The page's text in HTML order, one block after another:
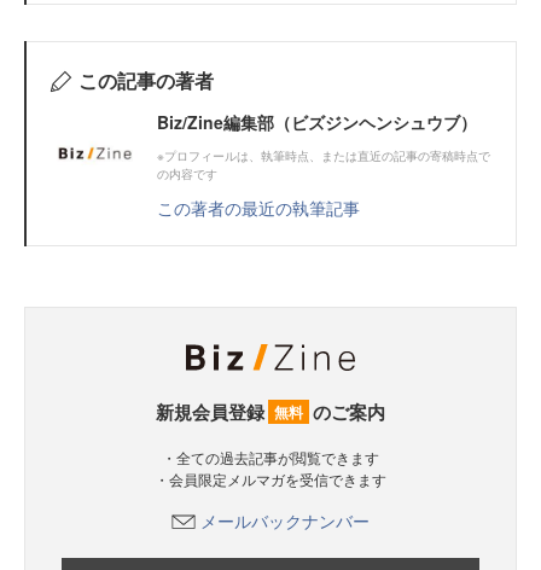
この記事の著者
Biz/Zine編集部（ビズジンヘンシュウブ）
※プロフィールは、執筆時点、または直近の記事の寄稿時点で
の内容です
この著者の最近の執筆記事
新規会員登録 無料 のご案内
・全ての過去記事が閲覧できます
・会員限定メルマガを受信できます
メールバックナンバー